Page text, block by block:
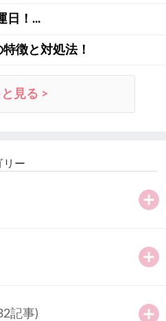
日！...
徴と対処法！
見る >
リー
記事)